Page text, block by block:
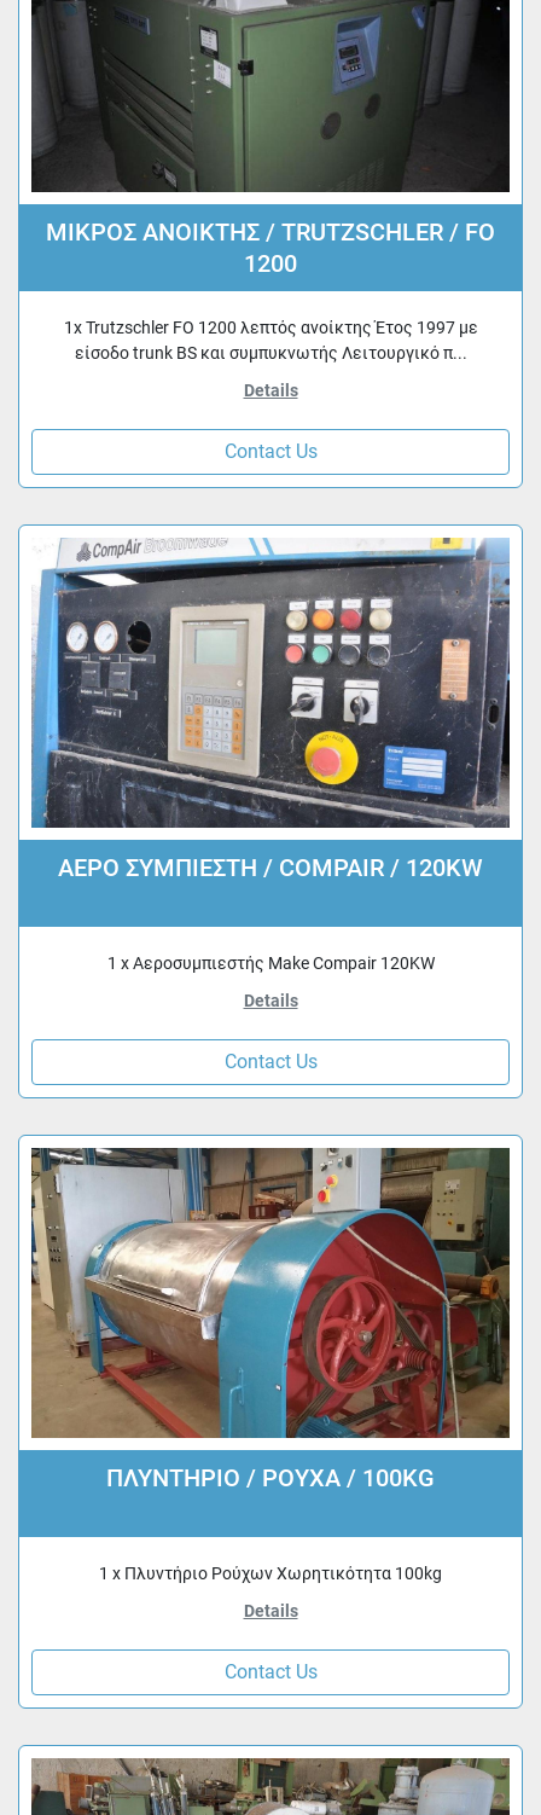
ΜΙΚΡΟΣ ΑΝΟΙΚΤΗΣ / TRUTZSCHLER / FO
1200
1x Trutzschler FO 1200 λεπτός ανοίκτης Έτος 1997 με
είσοδο trunk BS και συμπυκνωτής Λειτουργικό π...
Details
Contact Us
ΑΕΡΟ ΣΥΜΠΙΕΣΤΗ / COMPAIR / 120KW
1 x Αεροσυμπιεστής Make Compair 120KW
Details
Contact Us
ΠΛΥΝΤΗΡΙΟ / ΡΟΥΧΑ / 100KG
1 x Πλυντήριο Ρούχων Χωρητικότητα 100kg
Details
Contact Us